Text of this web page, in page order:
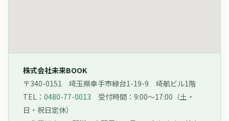
株式会社未来BOOK
〒340-0151 埼玉県幸手市緑台1-19-9 埼航ビル1階
TEL： 0480-77-0013 受付時間：9:00〜17:00（土・
日・祝日定休）